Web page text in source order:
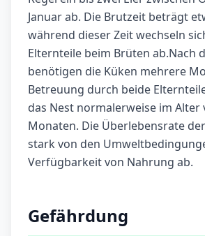
Januar ab. Die Brutzeit beträgt
während dieser Zeit wechseln
Elternteile beim Brüten ab.Nach
benötigen die Küken mehrere
Betreuung durch beide
das Nest normalerweise im Alter
Monaten. Die Überlebensrate
stark von den
Verfügbarkeit von Nahrung ab.
Gefährdung